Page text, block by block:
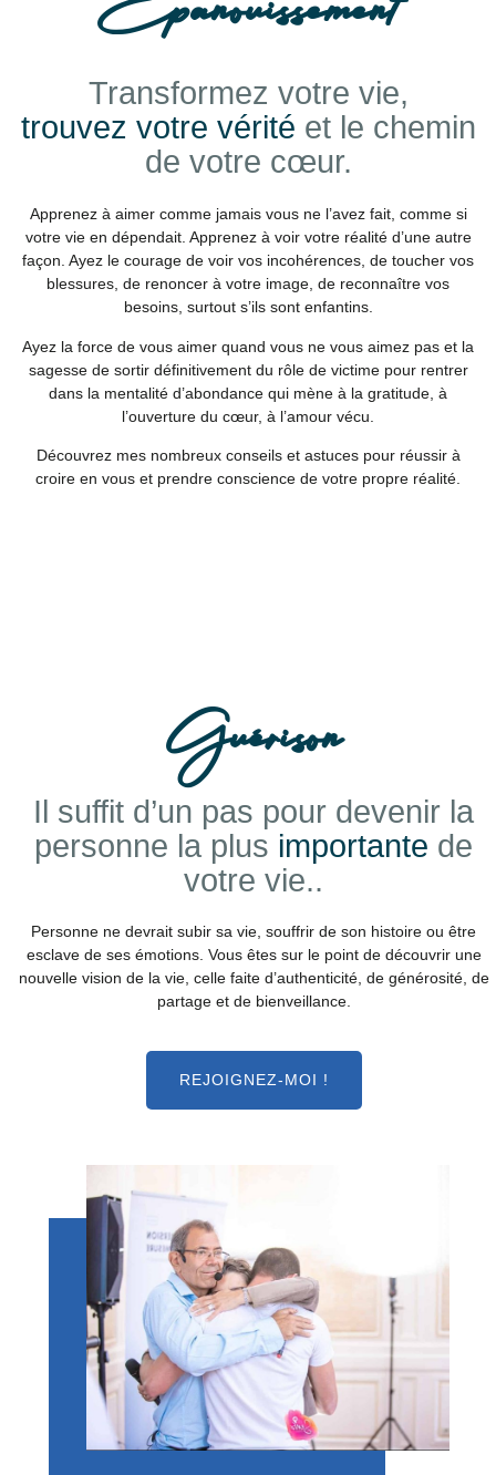
Transformez votre vie,
trouvez votre vérité et le chemin
de votre cœur.
Apprenez à aimer comme jamais vous ne l’avez fait, comme si
votre vie en dépendait. Apprenez à voir votre réalité d’une autre
façon. Ayez le courage de voir vos incohérences, de toucher vos
blessures, de renoncer à votre image, de reconnaître vos
besoins, surtout s’ils sont enfantins.
Ayez la force de vous aimer quand vous ne vous aimez pas et la
sagesse de sortir définitivement du rôle de victime pour rentrer
dans la mentalité d’abondance qui mène à la gratitude, à
l’ouverture du cœur, à l’amour vécu.
Découvrez mes nombreux conseils et astuces pour réussir à
croire en vous et prendre conscience de votre propre réalité.
Guérison
Il suffit d’un pas pour devenir la
personne la plus importante de
votre vie..
Personne ne devrait subir sa vie, souffrir de son histoire ou être
esclave de ses émotions. Vous êtes sur le point de découvrir une
nouvelle vision de la vie, celle faite d’authenticité, de générosité, de
partage et de bienveillance.
REJOIGNEZ-MOI !